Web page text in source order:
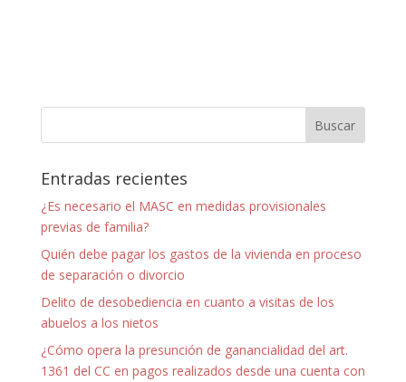
Entradas recientes
¿Es necesario el MASC en medidas provisionales
previas de familia?
Quién debe pagar los gastos de la vivienda en proceso
de separación o divorcio
Delito de desobediencia en cuanto a visitas de los
abuelos a los nietos
¿Cómo opera la presunción de ganancialidad del art.
1361 del CC en pagos realizados desde una cuenta con